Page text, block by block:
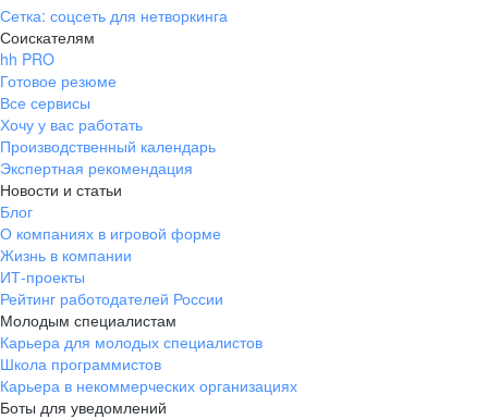
Сетка: соцсеть для нетворкинга
Соискателям
hh PRO
Готовое резюме
Все сервисы
Хочу у вас работать
Производственный календарь
Экспертная рекомендация
Новости и статьи
Блог
О компаниях в игровой форме
Жизнь в компании
ИТ-проекты
Рейтинг работодателей России
Молодым специалистам
Карьера для молодых специалистов
Школа программистов
Карьера в некоммерческих организациях
Боты для уведомлений